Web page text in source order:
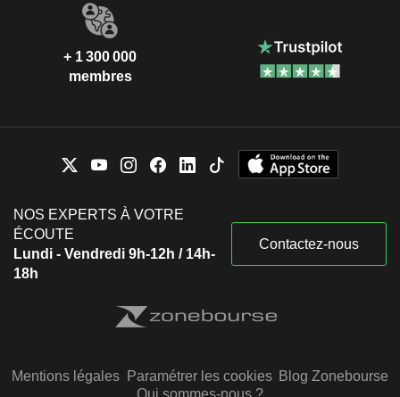
+ 1 300 000
membres
NOS EXPERTS À VOTRE
ÉCOUTE
Lundi - Vendredi 9h-12h / 14h-
18h
Contactez-nous
Mentions légales Paramétrer les cookies Blog Zonebourse